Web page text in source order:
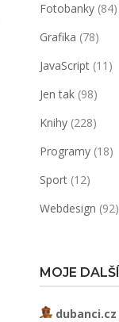
Fotobanky(84)
Grafika (78)
JavaScript(11)
Jen tak(98)
Knihy(228)
Programy(18)
Sport(12)
Webdesign (92)
MOJE
dubanci.cz